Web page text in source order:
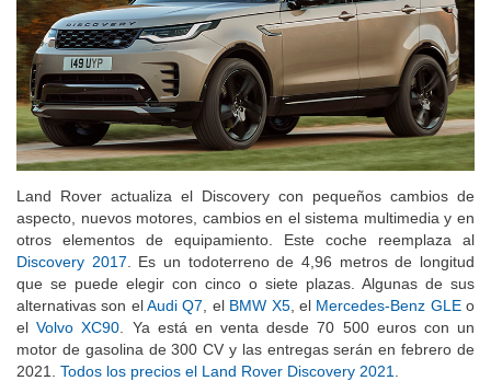
Land Rover actualiza el Discovery con pequeños cambios de
aspecto, nuevos motores, cambios en el sistema multimedia y en
otros elementos de equipamiento. Este coche reemplaza al
Discovery 2017 . Es un todoterreno de 4,96 metros de longitud
que se puede elegir con cinco o siete plazas. Algunas de sus
alternativas son elAudi Q7 , el BMW X5, el Mercedes-Benz GLEo
elVolvo XC90 . Ya está en venta desde 70 500 euros con un
motor de gasolina de 300 CV y las entregas serán en febrero de
2021. Todos los precios el Land Rover Discovery 2021